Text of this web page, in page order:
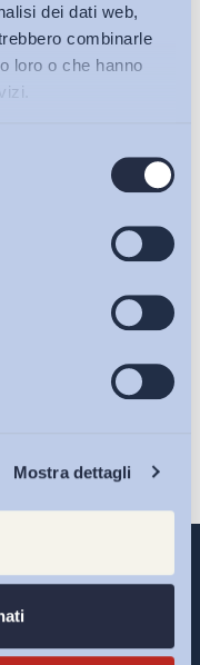
dei dati web,
combinarle
loro o che hanno
Mostra dettagli